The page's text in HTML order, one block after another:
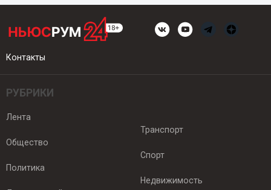
Контакты
РУБРИКИ
Лента
Общество
Политика
Транспорт
Спорт
Недвижимость